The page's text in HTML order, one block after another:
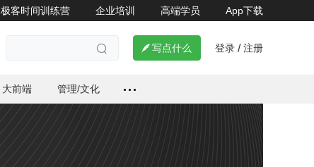
极客时间训练营 企业培训 高端学员 App下载
  写点什么 登录 / 注册
大前端 管理/文化